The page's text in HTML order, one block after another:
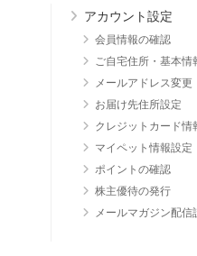
アカウント設定
会員情報の確認
ご自宅住所・基本情
メールアドレス変更
お届け先住所設定
クレジットカード情
マイペット情報設定
ポイントの確認
株主優待の発行
メールマガジン配信